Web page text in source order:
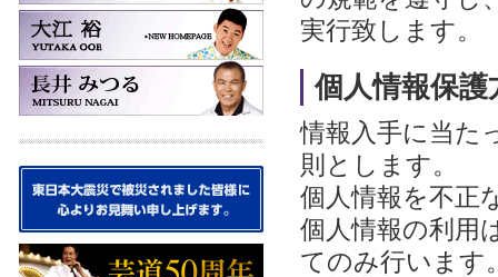
実行致します。
個人情報保護
情報入手に当た
則とします。
個人情報を不正
個人情報の利用
てのみ行います